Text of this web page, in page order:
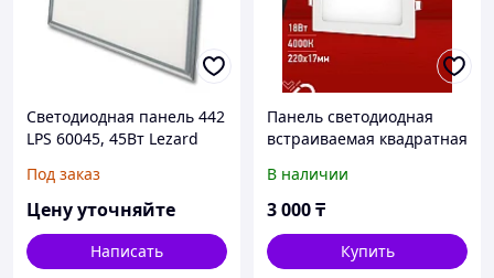
Светодиодная панель 442
LPS 60045, 45Вт Lezard
Под заказ
Цену уточняйте
Написать
Панель светодиодная
встраиваемая квадратная
1260Лм 220мм белая IP40
IN HOME
В наличии
3 000₸
Купить